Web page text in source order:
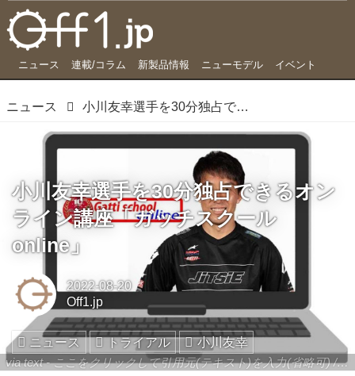
ニュース 連載/コラム 新製品情報 ニューモデル イベント
ニュース 小川友幸選手を30分独占できるオンライン講座「ガッチスクール online」
via text - ここをクリックして引用元(テキスト)を入力(省略可) / site.to.link.com - ここをクリックして引用元を入力(省略可)
小川友幸選手を30分独占できるオン
ライン講座「ガッチスクール
online」
2022-08-20
Off1.jp
ニュース トライアル 小川友幸